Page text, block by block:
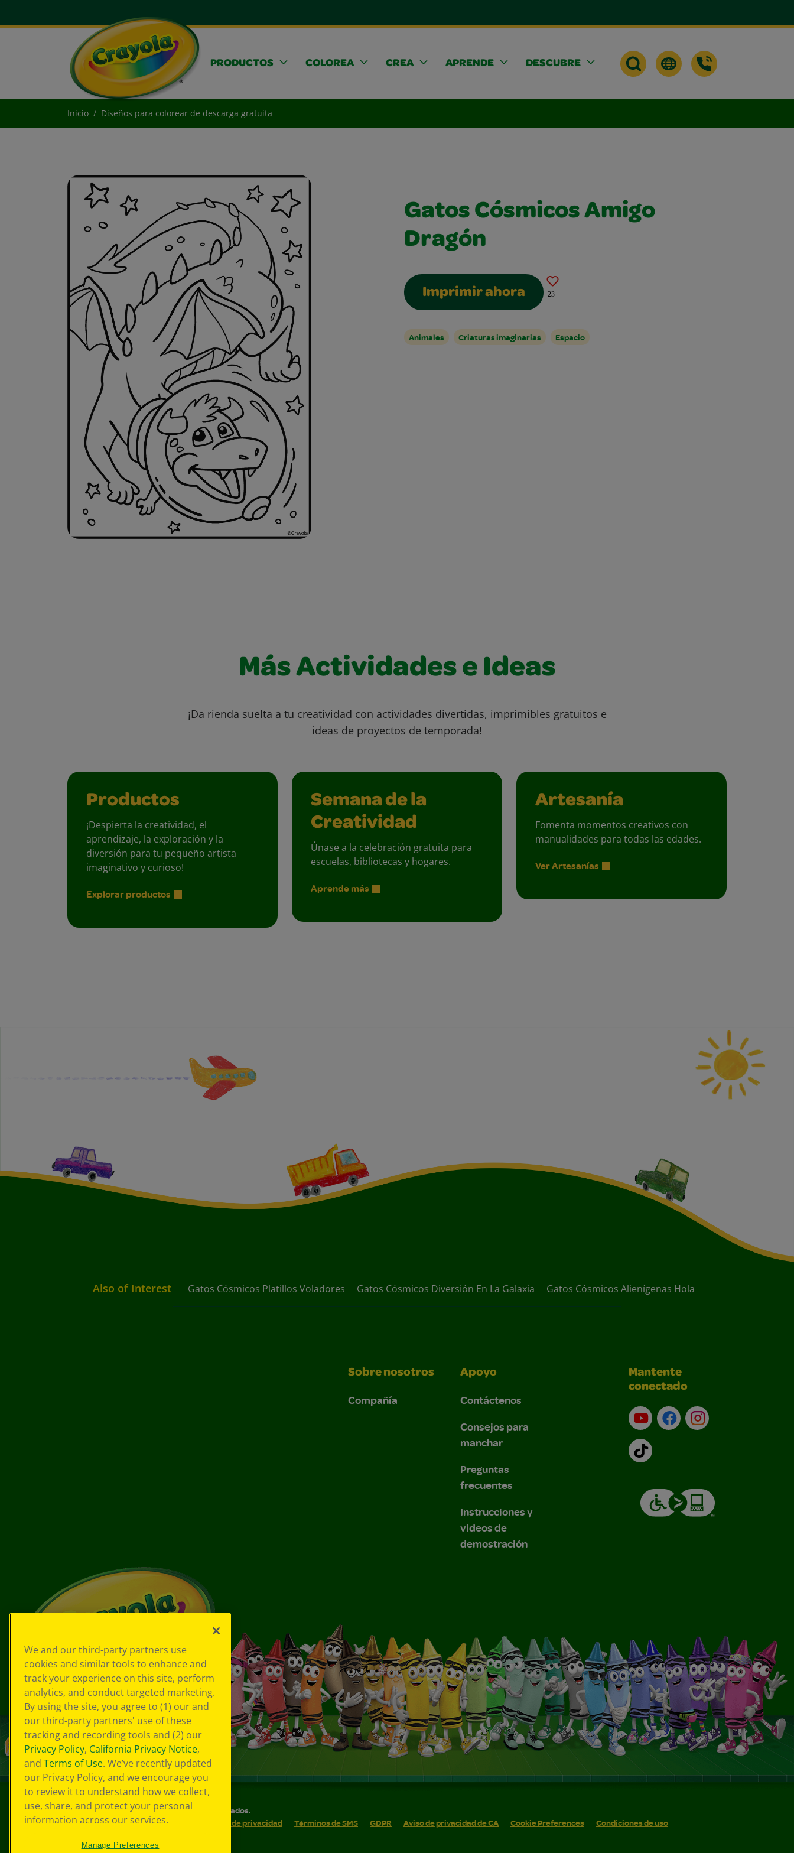
PRODUCTOS COLOREA CREA APRENDE DESCUBRE
Inicio Diseños para colorear de descarga gratuita
Gatos Cósmicos Amigo
Dragón
Imprimir ahora 23
Animales Criaturas imaginarias Espacio
Más Actividades e Ideas
¡Da rienda suelta a tu creatividad con actividades divertidas, imprimibles gratuitos e
ideas de proyectos de temporada!
Productos
¡Despierta la creatividad, el
aprendizaje, la exploración y la
diversión para tu pequeño artista
imaginativo y curioso!
Explorar productos
Semana de la
Creatividad
Únase a la celebración gratuita para
escuelas, bibliotecas y hogares.
Aprende más
Artesanía
Fomenta momentos creativos con
manualidades para todas las edades.
Ver Artesanías
Also of Interest Gatos Cósmicos Platillos Voladores Gatos Cósmicos Diversión En La Galaxia Gatos Cósmicos Alienígenas Hola
Sobre nosotros
Compañía
Apoyo
Contáctenos
Consejos para
manchar
Preguntas
frecuentes
Instrucciones y
videos de
demostración
Mantente
conectado
YouTube (en inglés)
Facebook (en inglés)
Instagram (en
TikTok
© 2026 Crayola® Todos los derechos reservados.
Sus opciones de privacidad
Política de privacidad Términos de SMS GDPR Aviso de privacidad de CA Cookie Preferences
Condiciones de uso
We and our third-party partners use
cookies and similar tools to enhance and
track your experience on this site, perform
analytics, and conduct targeted marketing.
By using the site, you agree to (1) our and
our third-party partners' use of these
tracking and recording tools and (2) our
Privacy Policy, California Privacy Notice,
and Terms of Use. We’ve recently updated
our Privacy Policy, and we encourage you
to review it to understand how we collect,
use, share, and protect your personal
information across our services.
Manage Preferences